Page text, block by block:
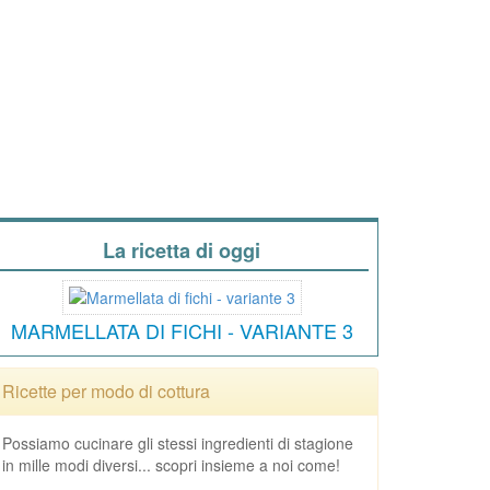
La ricetta di oggi
MARMELLATA DI FICHI - VARIANTE 3
Ricette per modo di cottura
Possiamo cucinare gli stessi ingredienti di stagione
in mille modi diversi... scopri insieme a noi come!